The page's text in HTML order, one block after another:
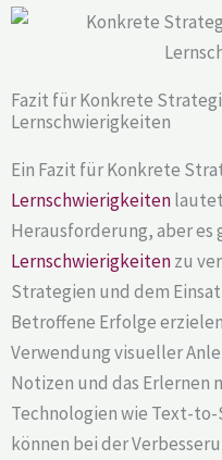
Fazit für Konkrete
Lernschwierigkeiten
Ein Fazit für Konkrete
Lernschwierigkeiten
Herausforderung, aber
Lernschwierigkeitenzu
Strategien und dem
Betroffene Erfolge
Verwendung visueller
Notizen und das Erlernen
Technologien wie Text-
können bei der